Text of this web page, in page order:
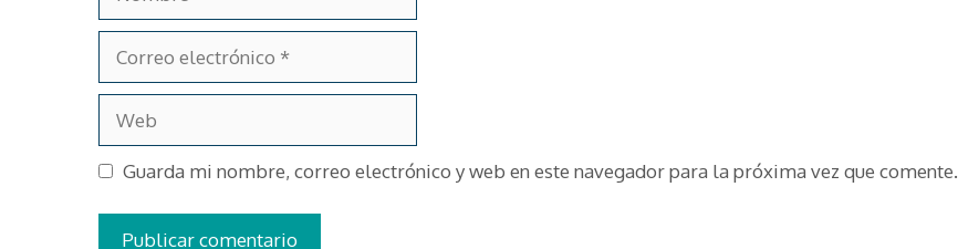
electrónico
Guarda mi nombre, correo electrónico y web en este navegador para la próxima vez que comente.